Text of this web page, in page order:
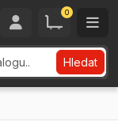
0
Hledat